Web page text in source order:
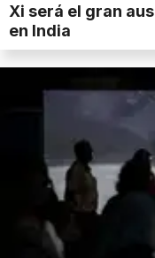
Xi será el gran
en India